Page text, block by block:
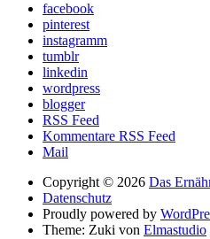
facebook
pinterest
instagramm
tumblr
linkedin
wordpress
blogger
RSS Feed
Kommentare RSS Feed
Mail
Copyright © 2026 Das
Datenschutz
Proudly powered by
Theme: Zuki von Elmastudio